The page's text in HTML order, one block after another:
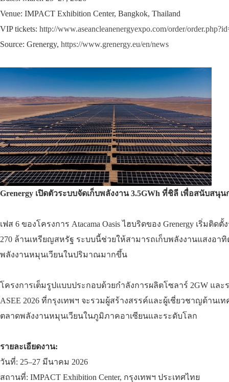
Venue: IMPACT Exhibition Center, Bangkok, Thailand
VIP tickets: http://www.aseancleanenergyexpo.com/order/
Source: Grenergy, https://www.grenergy.eu/en/news
Grenergy เปิดตัวระบบจัดเก็บพลังงาน 3.5GWh ที่ชิลี เพื่อสนับส
เฟส 6 ของโครงการ Atacama Oasis ไฮบริดของ Grenergy เริ่ม
270 ล้านเหรียญสหรัฐ ระบบนี้ช่วยให้สามารถเก็บพลังงานแสงอา
พลังงานหมุนเวียนในปริมาณมากขึ้น
โครงการเต็มรูปแบบประกอบด้วยกำลังการผลิตโซลาร์ 2GW แล
ASEE 2026 ที่กรุงเทพฯ จะรวมผู้สร้างสรรค์และผู้เชี่ยวชาญด้าน
ตลาดพลังงานหมุนเวียนในภูมิภาคอาเซียนและระดับโลก
รายละเอียดงาน:
วันที่: 25–27 มีนาคม 2026
สถานที่: IMPACT Exhibition Center, กรุงเทพฯ ประเทศไทย